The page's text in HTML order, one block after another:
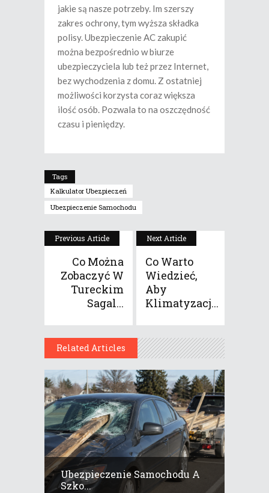
jakie są nasze potrzeby. Im szerszy
zakres ochrony, tym wyższa składka
polisy. Ubezpieczenie AC zakupić
można bezpośrednio w biurze
ubezpieczyciela lub też przez Internet,
bez wychodzenia z domu. Z ostatniej
możliwości korzysta coraz większa
ilość osób. Pozwala to na oszczędność
czasu i pieniędzy.
Tags
Kalkulator Ubezpieczeń
Ubezpieczenie Samochodu
Previous Article
Co Można
Zobaczyć W
Tureckim
Sagal...
Next Article
Co Warto
Wiedzieć,
Aby
Klimatyzacj...
Related Articles
Ubezpieczenie Samochodu A
Szko...